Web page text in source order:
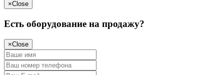
×Close
Есть оборудование на продажу?
×Close